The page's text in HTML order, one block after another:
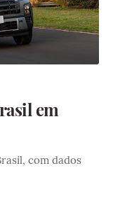
em
com dados